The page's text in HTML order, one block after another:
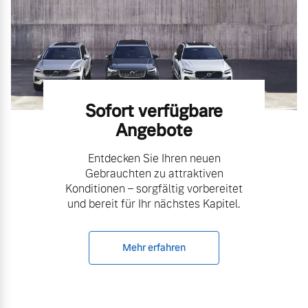
Mild-Hybrid
4 Modelle
Geschäftskunden
Editionsmodelle
Volvo Gebrauchtwagenbörse
Gebrauchtwagen
Volvo kauft Ihr Auto
Aktuelle Zubehörangebote
Zubehörkatalog
Service by Volvo
Kontakt und Anfahrt
Unsere News & Events
Sofort verfügbare
Angebote
Entdecken Sie Ihren neuen
Gebrauchten zu attraktiven
Konditionen – sorgfältig vorbereitet
und bereit für Ihr nächstes Kapitel.
Mehr erfahren